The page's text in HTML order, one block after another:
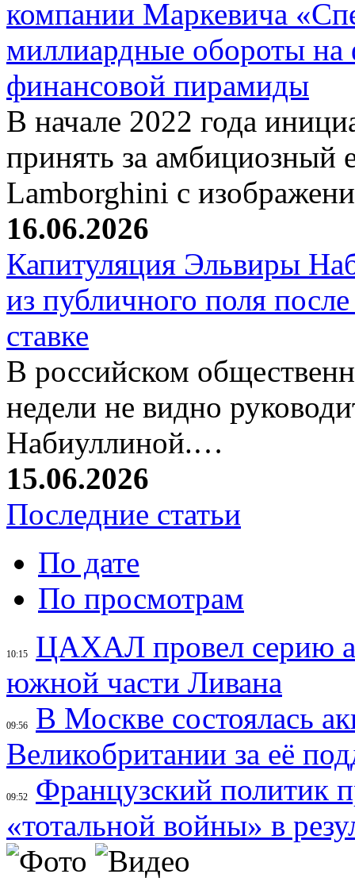
компании Маркевича
миллиардные обороты
финансовой пирамиды
В начале 2022 года
принять за амбициозный
Lamborghini с
16.06.2026
Капитуляция Эльвиры
из публичного поля
ставке
В российском
недели не видно
Набиуллиной.…
15.06.2026
Последние статьи
По дате
По просмотрам
10:15
ЦАХАЛ провел серию
южной части Ливана
09:56
В Москве состоялась
Великобритании за её
09:52
Французский политик
«тотальной войны» в